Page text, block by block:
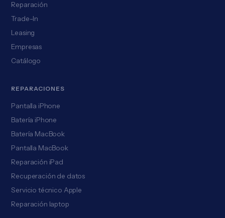
Reparación
Trade-In
Leasing
Empresas
Catálogo
REPARACIONES
Pantalla iPhone
Batería iPhone
Batería MacBook
Pantalla MacBook
Reparación iPad
Recuperación de datos
Servicio técnico Apple
Reparación laptop